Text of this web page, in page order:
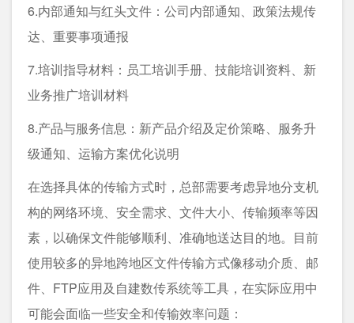
6.内部通知与红头文件：公司内部通知、政策法规传
达、重要事项通报
7.培训指导材料：员工培训手册、技能培训资料、新
业务推广培训材料
8.产品与服务信息：新产品介绍及定价策略、服务升
级通知、运输方案优化说明
在选择具体的传输方式时，总部需要考虑异地分支机
构的网络环境、安全需求、文件大小、传输频率等因
素，以确保文件能够顺利、准确地送达目的地。目前
使用较多的异地跨地区文件传输方式像移动介质、邮
件、FTP应用及自建数传系统等工具，在实际应用中
可能会面临一些安全和传输效率问题：